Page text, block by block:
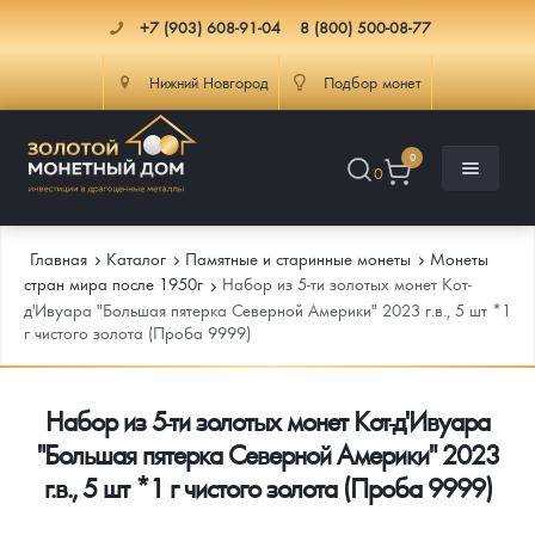
+7 (903) 608-91-04 8 (800) 500-08-77
Нижний Новгород Подбор монет
0
0
Каталог
Инвестиционные монеты
Монеты Россия и СССР
Памятные и старинные монеты
Как сделать заказ
Подлинность монет
Доставка
Услуги
Главная Каталог Памятные и старинные монеты
Монеты
стран мира после 1950г
Набор из 5-ти золотых монет Кот-
д'Ивуара "Большая пятерка Северной Америки" 2023 г.в., 5 шт *1
г чистого золота (Проба 9999)
Набор из 5-ти золотых монет Кот-д'Ивуара
"Большая пятерка Северной Америки" 2023
г.в., 5 шт *1 г чистого золота (Проба 9999)